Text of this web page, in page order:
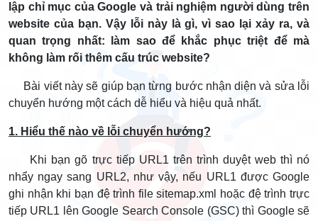
lập chỉ mục của Google và trải nghiệm người dùng trên
website của bạn. Vậy lỗi này là gì, vì sao lại xảy ra, và
quan trọng nhất: làm sao để khắc phục triệt để mà
không làm rối thêm cấu trúc website?
Bài viết này sẽ giúp bạn từng bước nhận diện và sửa lỗi
chuyển hướng một cách dễ hiểu và hiệu quả nhất.
1. Hiểu thế nào về lỗi chuyển hướng?
Khi bạn gõ trực tiếp URL1 trên trình duyệt web thì nó
nhẩy ngay sang URL2, như vậy, nếu URL1 được Google
ghi nhận khi bạn đệ trình file sitemap.xml hoặc đệ trình trực
tiếp URL1 lên Google Search Console (GSC) thì Google sẽ